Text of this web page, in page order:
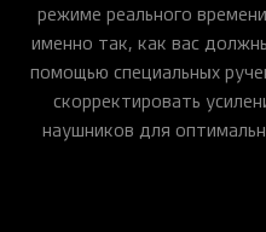
режиме реального
именно так, как вас
помощью специальных
скорректировать
наушников для